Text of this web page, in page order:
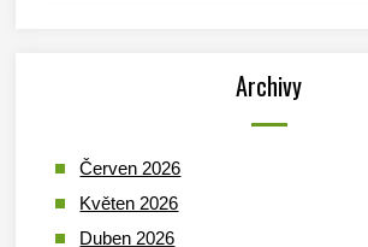
Archivy
Červen 2026
Květen 2026
Duben 2026